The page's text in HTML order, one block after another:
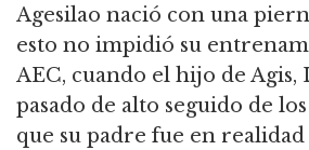
Agesilao nació con una
esto no impidió su
AEC, cuando el hijo de Agis,
pasado de alto seguido de
que su padre fue en